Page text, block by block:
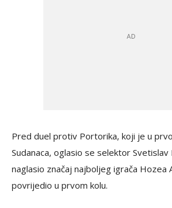
Pred duel protiv Portorika, koji je u
Sudanaca, oglasio se selektor Svetislav
naglasio značaj najboljeg igrača Hozea
povrijedio u prvom kolu.